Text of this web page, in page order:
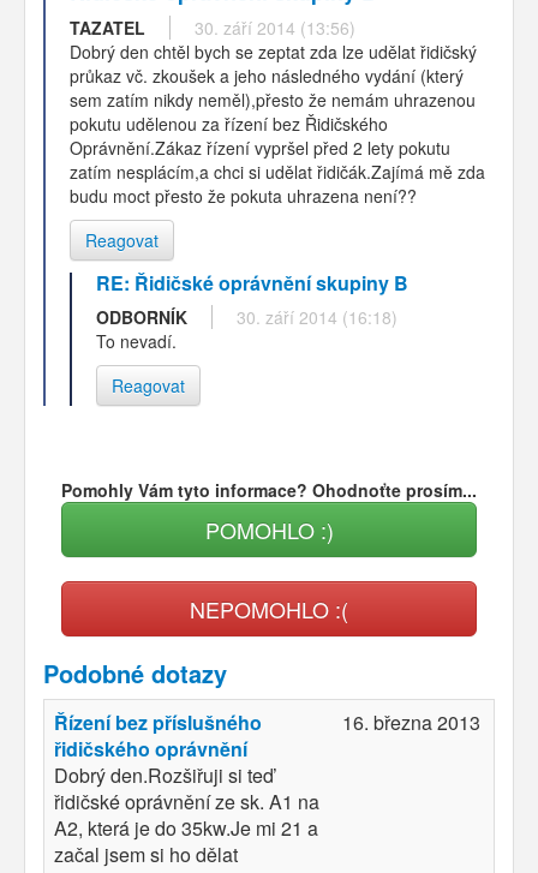
TAZATEL
30. září 2014 (13:56)
Dobrý den chtěl bych se zeptat zda lze udělat řidičský
průkaz vč. zkoušek a jeho následného vydání (který
sem zatím nikdy neměl),přesto že nemám uhrazenou
pokutu udělenou za řízení bez Řidičského
Oprávnění.Zákaz řízení vypršel před 2 lety pokutu
zatím nesplácím,a chci si udělat řidičák.Zajímá mě zda
budu moct přesto že pokuta uhrazena není??
Reagovat
RE: Řidičské oprávnění skupiny B
ODBORNÍK
30. září 2014 (16:18)
To nevadí.
Reagovat
Pomohly Vám tyto informace? Ohodnoťte prosím...
POMOHLO :)
NEPOMOHLO :(
Podobné dotazy
Řízení bez příslušného
řidičského oprávnění
Dobrý den.Rozšiřuji si teď
řidičské oprávnění ze sk. A1 na
A2, která je do 35kw.Je mi 21 a
začal jsem si ho dělat
16. března 2013